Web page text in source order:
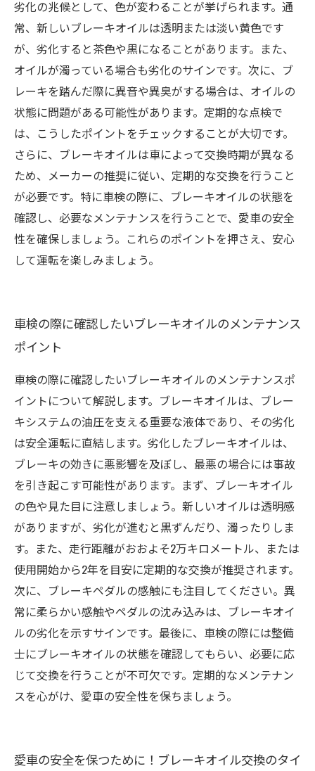
劣化の兆候として、色が変わることが挙げられます。通
常、新しいブレーキオイルは透明または淡い黄色です
が、劣化すると茶色や黒になることがあります。また、
オイルが濁っている場合も劣化のサインです。次に、ブ
レーキを踏んだ際に異音や異臭がする場合は、オイルの
状態に問題がある可能性があります。定期的な点検で
は、こうしたポイントをチェックすることが大切です。
さらに、ブレーキオイルは車によって交換時期が異なる
ため、メーカーの推奨に従い、定期的な交換を行うこと
が必要です。特に車検の際に、ブレーキオイルの状態を
確認し、必要なメンテナンスを行うことで、愛車の安全
性を確保しましょう。これらのポイントを押さえ、安心
して運転を楽しみましょう。
車検の際に確認したいブレーキオイルのメンテナンス
ポイント
車検の際に確認したいブレーキオイルのメンテナンスポ
イントについて解説します。ブレーキオイルは、ブレー
キシステムの油圧を支える重要な液体であり、その劣化
は安全運転に直結します。劣化したブレーキオイルは、
ブレーキの効きに悪影響を及ぼし、最悪の場合には事故
を引き起こす可能性があります。まず、ブレーキオイル
の色や見た目に注意しましょう。新しいオイルは透明感
がありますが、劣化が進むと黒ずんだり、濁ったりしま
す。また、走行距離がおおよそ2万キロメートル、または
使用開始から2年を目安に定期的な交換が推奨されます。
次に、ブレーキペダルの感触にも注目してください。異
常に柔らかい感触やペダルの沈み込みは、ブレーキオイ
ルの劣化を示すサインです。最後に、車検の際には整備
士にブレーキオイルの状態を確認してもらい、必要に応
じて交換を行うことが不可欠です。定期的なメンテナン
スを心がけ、愛車の安全性を保ちましょう。
愛車の安全を保つために！ブレーキオイル交換のタイ